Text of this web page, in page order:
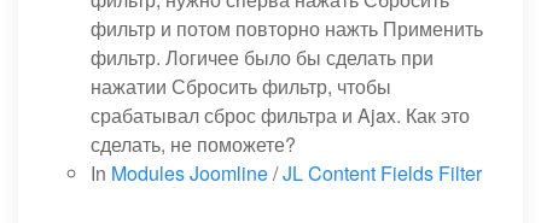
фильтр и потом повторно нажть Применить
фильтр. Логичее было бы сделать при
нажатии Сбросить фильтр, чтобы
срабатывал сброс фильтра и Ajax. Как это
сделать, не поможете?
In Modules Joomline/JL Content Fields Filter